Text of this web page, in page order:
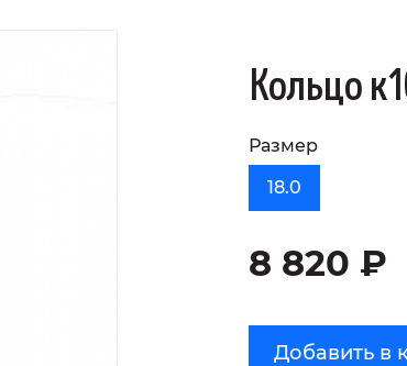
Кольцо
Размер
18.0
8 820 ₽
Добавить в